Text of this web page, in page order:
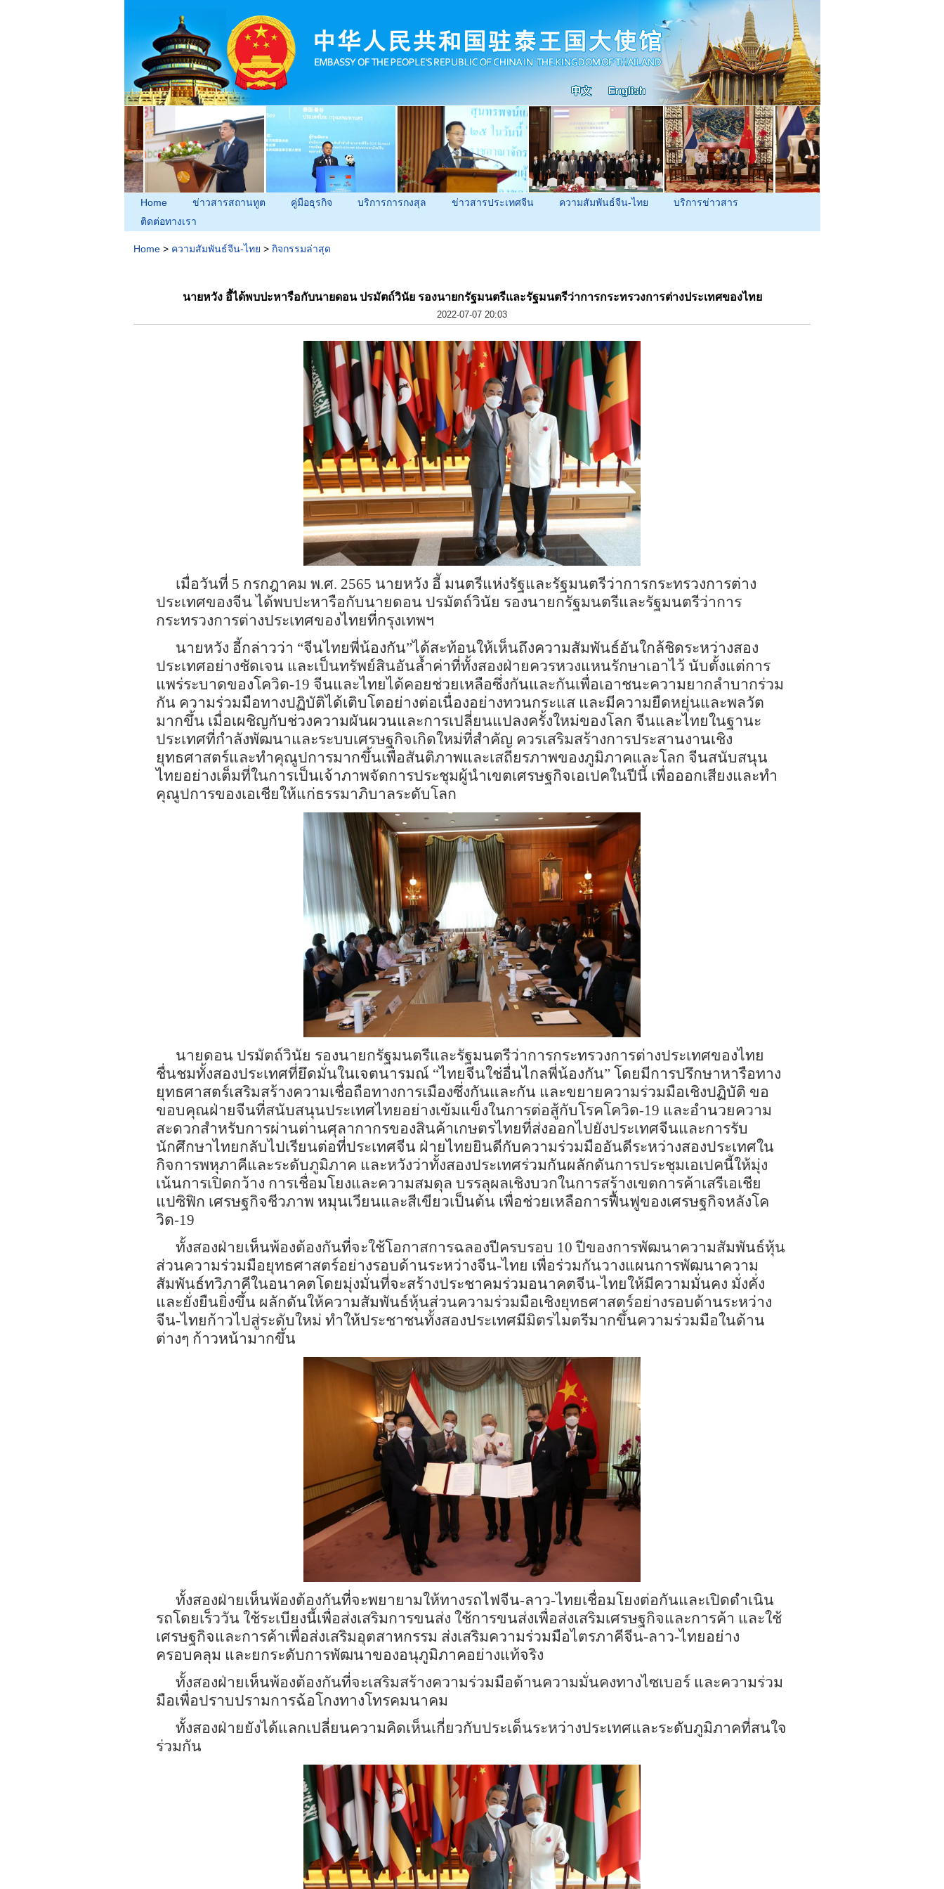
Home ข่าวสารสถานทูต คู่มือธุรกิจ บริการการกงสุล ข่าวสารประเทศจีน ความสัมพันธ์จีน-ไทย
บริการข่าวสาร
ติดต่อทางเรา
Home > ความสัมพันธ์จีน-ไทย > กิจกรรมล่าสุด
นายหวัง อี้ได้พบปะหารือกับนายดอน ปรมัตถ์วินัย รองนายกรัฐมนตรีและรัฐมนตรีว่าการกระทรวงการต่างประเทศของไทย
2022-07-07 20:03
เมื่อวันที่ 5 กรกฎาคม พ.ศ. 2565 นายหวัง อี้ มนตรีแห่งรัฐและรัฐมนตรีว่าการกระทรวงการต่าง
ประเทศของจีน ได้พบปะหารือกับนายดอน ปรมัตถ์วินัย รองนายกรัฐมนตรีและรัฐมนตรีว่าการ
กระทรวงการต่างประเทศของไทยที่กรุงเทพฯ
นายหวัง อี้กล่าวว่า “จีนไทยพี่น้องกัน”ได้สะท้อนให้เห็นถึงความสัมพันธ์อันใกล้ชิดระหว่างสอง
ประเทศอย่างชัดเจน และเป็นทรัพย์สินอันล้ำค่าที่ทั้งสองฝ่ายควรหวงแหนรักษาเอาไว้ นับตั้งแต่การ
แพร่ระบาดของโควิด-19 จีนและไทยได้คอยช่วยเหลือซึ่งกันและกันเพื่อเอาชนะความยากลำบากร่วม
กัน ความร่วมมือทางปฏิบัติได้เติบโตอย่างต่อเนื่องอย่างทวนกระแส และมีความยืดหยุ่นและพลวัต
มากขึ้น เมื่อเผชิญกับช่วงความผันผวนและการเปลี่ยนแปลงครั้งใหม่ของโลก จีนและไทยในฐานะ
ประเทศที่กำลังพัฒนาและระบบเศรษฐกิจเกิดใหม่ที่สำคัญ ควรเสริมสร้างการประสานงานเชิง
ยุทธศาสตร์และทำคุณูปการมากขึ้นเพื่อสันติภาพและเสถียรภาพของภูมิภาคและโลก จีนสนับสนุน
ไทยอย่างเต็มที่ในการเป็นเจ้าภาพจัดการประชุมผู้นำเขตเศรษฐกิจเอเปคในปีนี้ เพื่อออกเสียงและทำ
คุณูปการของเอเชียให้แก่ธรรมาภิบาลระดับโลก
นายดอน ปรมัตถ์วินัย รองนายกรัฐมนตรีและรัฐมนตรีว่าการกระทรวงการต่างประเทศของไทย
ชื่นชมทั้งสองประเทศที่ยึดมั่นในเจตนารมณ์ “ไทยจีนใช่อื่นไกลพี่น้องกัน” โดยมีการปรึกษาหารือทาง
ยุทธศาสตร์เสริมสร้างความเชื่อถือทางการเมืองซึ่งกันและกัน และขยายความร่วมมือเชิงปฏิบัติ ขอ
ขอบคุณฝ่ายจีนที่สนับสนุนประเทศไทยอย่างเข้มแข็งในการต่อสู้กับโรคโควิด-19 และอำนวยความ
สะดวกสำหรับการผ่านต่านศุลากากรของสินค้าเกษตรไทยที่ส่งออกไปยังประเทศจีนและการรับ
นักศึกษาไทยกลับไปเรียนต่อที่ประเทศจีน ฝ่ายไทยยินดีกับความร่วมมืออันดีระหว่างสองประเทศใน
กิจการพหุภาคีและระดับภูมิภาค และหวังว่าทั้งสองประเทศร่วมกันผลักดันการประชุมเอเปคนี้ให้มุ่ง
เน้นการเปิดกว้าง การเชื่อมโยงและความสมดุล บรรลุผลเชิงบวกในการสร้างเขตการค้าเสรีเอเชีย
แปซิฟิก เศรษฐกิจชีวภาพ หมุนเวียนและสีเขียวเป็นต้น เพื่อช่วยเหลือการฟื้นฟูของเศรษฐกิจหลังโค
วิด-19
ทั้งสองฝ่ายเห็นพ้องต้องกันที่จะใช้โอกาสการฉลองปีครบรอบ 10ปีของการพัฒนาความสัมพันธ์หุ้น
ส่วนความร่วมมือยุทธศาสตร์อย่างรอบด้านระหว่างจีน-ไทย เพื่อร่วมกันวางแผนการพัฒนาความ
สัมพันธ์ทวิภาคีในอนาคตโดยมุ่งมั่นที่จะสร้างประชาคมร่วมอนาคตจีน-ไทยให้มีความมั่นคง มั่งคั่ง
และยั่งยืนยิ่งขึ้น ผลักดันให้ความสัมพันธ์หุ้นส่วนความร่วมมือเชิงยุทธศาสตร์อย่างรอบด้านระหว่าง
จีน-ไทยก้าวไปสู่ระดับใหม่ ทำให้ประชาชนทั้งสองประเทศมีมิตรไมตรีมากขึ้นความร่วมมือในด้าน
ต่างๆ ก้าวหน้ามากขึ้น
ทั้งสองฝ่ายเห็นพ้องต้องกันที่จะพยายามให้ทางรถไฟจีน-ลาว-ไทยเชื่อมโยงต่อกันและเปิดดำเนิน
รถโดยเร็ววัน ใช้ระเบียงนี้เพื่อส่งเสริมการขนส่ง ใช้การขนส่งเพื่อส่งเสริมเศรษฐกิจและการค้า และใช้
เศรษฐกิจและการค้าเพื่อส่งเสริมอุตสาหกรรม ส่งเสริมความร่วมมือไตรภาคีจีน-ลาว-ไทยอย่าง
ครอบคลุม และยกระดับการพัฒนาของอนุภูมิภาคอย่างแท้จริง
ทั้งสองฝ่ายเห็นพ้องต้องกันที่จะเสริมสร้างความร่วมมือด้านความมั่นคงทางไซเบอร์ และความร่วม
มือเพื่อปราบปรามการฉ้อโกงทางโทรคมนาคม
ทั้งสองฝ่ายยังได้แลกเปลี่ยนความคิดเห็นเกี่ยวกับประเด็นระหว่างประเทศและระดับภูมิภาคที่สนใจ
ร่วมกัน